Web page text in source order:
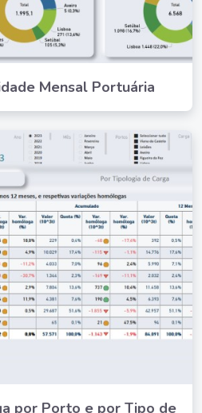
Mensal Portuária
por Porto e por Tipo de